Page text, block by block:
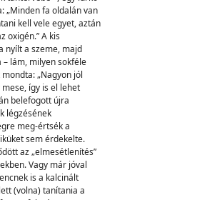
„Minden fa oldalán van
kell vele egyet, aztán
oxigén.” A kis
nyílt a szeme, majd
lám, milyen sokféle
„Nagyon jól
így is el lehet
belefogott újra
légzésének
meg-értsék a
sem érdekelte.
az „elmesétlenítés”
Vagy már jóval
is a kalcinált
(volna) tanítania a